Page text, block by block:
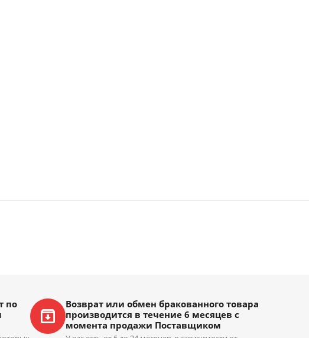
по
Возврат или обмен бракованного товара
производится в течение 6 месяцев с
момента продажи Поставщиком